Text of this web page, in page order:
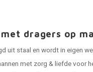
dragers op
uit staal en wordt in eigen
met zorg & liefde voor